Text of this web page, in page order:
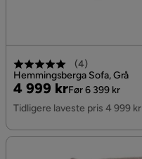
(4)
Hemmingsberga Sofa, Grå
Pris
4 999 kr
Original
Pris
Før 6 399 kr
Tidligere laveste pris 4 999 kr